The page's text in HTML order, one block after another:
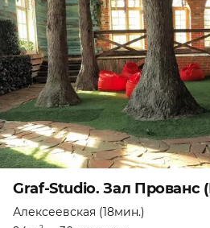
Graf-Studio. Зал Прованс
Алексеевская (18мин.)